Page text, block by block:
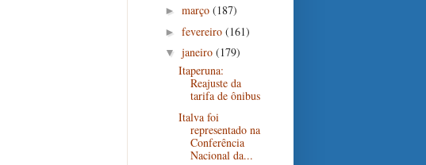
► março (187)
► fevereiro (161)
▼ janeiro (179)
Itaperuna:
Reajuste da
tarifa de ônibus
Italva foi
representado na
Conferência
Nacional da...